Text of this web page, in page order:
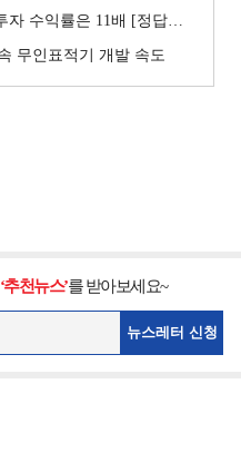
익률은 11배 [정답은 TSR]
무인표적기 개발 속도
‘추천뉴스’를 받아보세요~
뉴스레터 신청